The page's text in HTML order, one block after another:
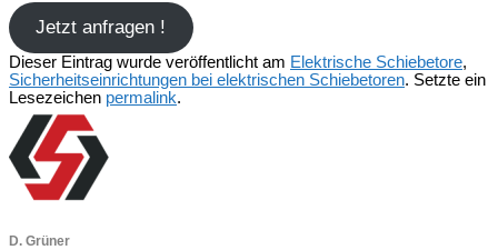
Jetzt anfragen !
Dieser Eintrag wurde veröffentlicht am Elektrische Schiebetore,
Sicherheitseinrichtungen bei elektrischen Schiebetoren. Setzte ein
Lesezeichen permalink.
D. Grüner